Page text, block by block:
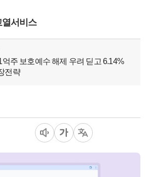
열서비스
주 보호예수 해제 우려 딛고 6.14%
전략